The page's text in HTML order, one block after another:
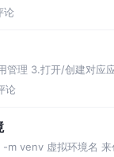
config文件（路径doc
论
管理 3.打开/创建对应
端口号 并找
论
m venv 虚拟环境名